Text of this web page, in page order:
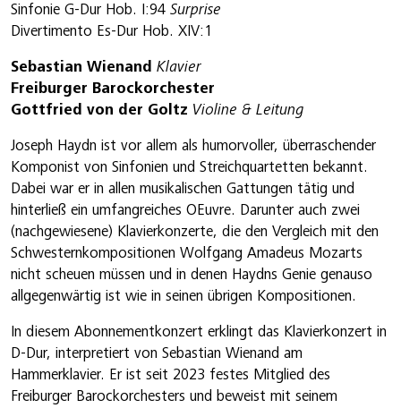
Sinfonie G-Dur Hob. I:94 Surprise
Divertimento Es-Dur Hob. XIV:1
Sebastian Wienand Klavier
Freiburger Barockorchester
Gottfried von der Goltz Violine & Leitung
Joseph Haydn ist vor allem als humorvoller, überraschender
Komponist von Sinfonien und Streichquartetten bekannt.
Dabei war er in allen musikalischen Gattungen tätig und
hinterließ ein umfangreiches OEuvre. Darunter auch zwei
(nachgewiesene) Klavierkonzerte, die den Vergleich mit den
Schwesternkompositionen Wolfgang Amadeus Mozarts
nicht scheuen müssen und in denen Haydns Genie genauso
allgegenwärtig ist wie in seinen übrigen Kompositionen.
In diesem Abonnementkonzert erklingt das Klavierkonzert in
D-Dur, interpretiert von Sebastian Wienand am
Hammerklavier. Er ist seit 2023 festes Mitglied des
Freiburger Barockorchesters und beweist mit seinem